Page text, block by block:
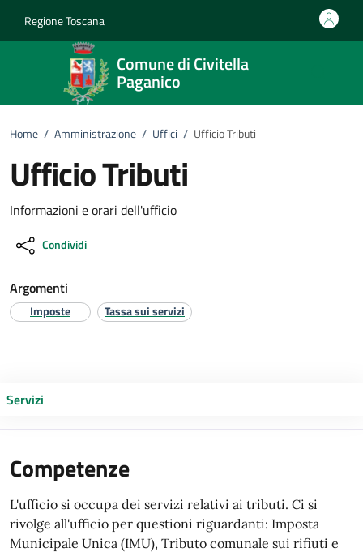
Regione Toscana
Comune di Civitella
Paganico
Home / Amministrazione / Uffici / Ufficio Tributi
Ufficio Tributi
Informazioni e orari dell'ufficio
Condividi
Argomenti
Imposte Tassa sui servizi
Servizi
Competenze
L'ufficio si occupa dei servizi relativi ai tributi. Ci si
rivolge all'ufficio per questioni riguardanti: Imposta
Municipale Unica (IMU), Tributo comunale sui rifiuti e